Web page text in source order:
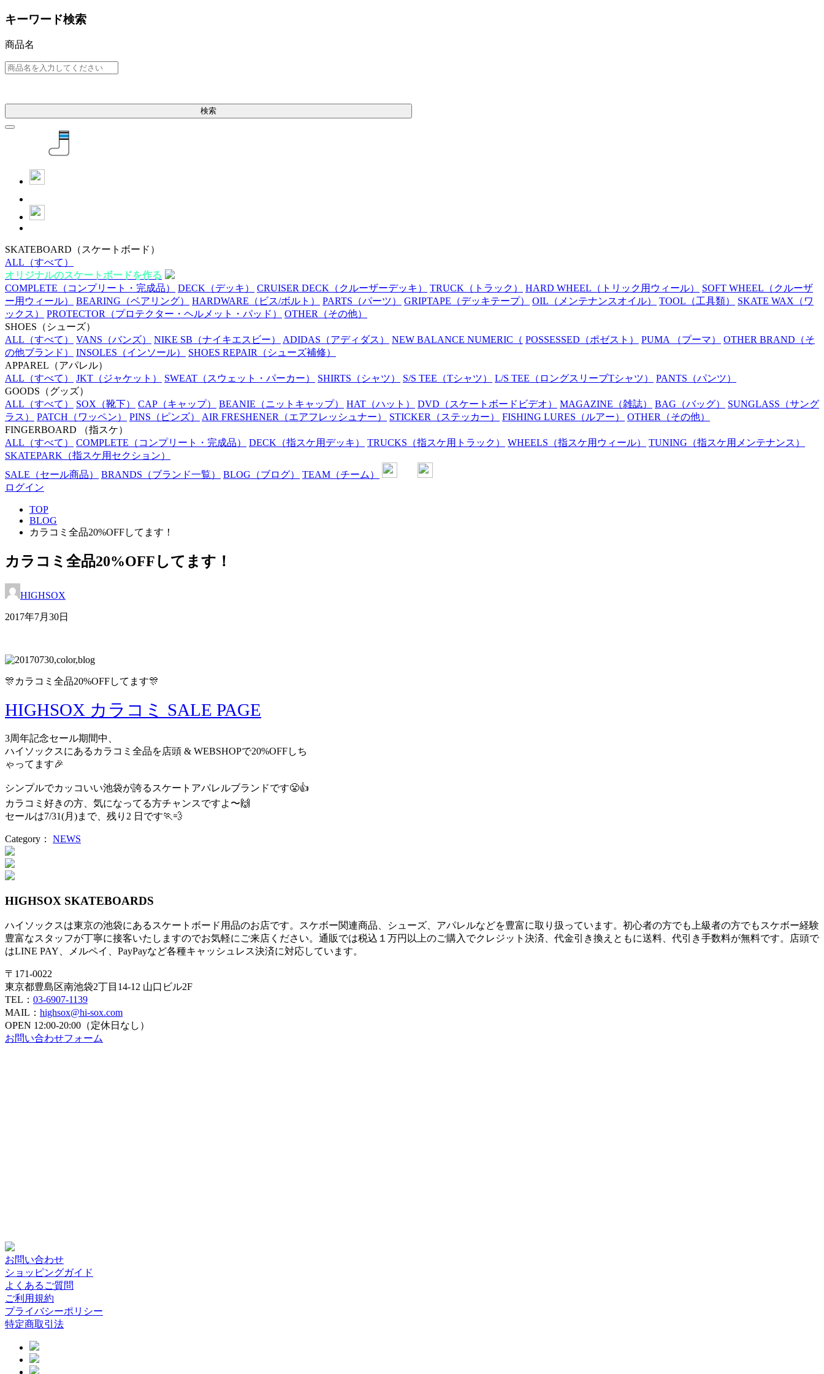
キーワード検索
商品名
検索
SKATEBOARD （スケートボード）
ALL （すべて）
オリジナルのスケートボードを作る
COMPLETE （コンプリート・完成品） DECK （デッキ） CRUISER DECK （クルーザーデッキ） TRUCK （トラック） HARD WHEEL （トリック用ウィール） SOFT WHEEL （クルーザ
ー用ウィール）
BEARING （ベアリング） HARDWARE （ビス/ボルト） PARTS （パーツ） GRIPTAPE （デッキテープ） OIL （メンテナンスオイル） TOOL （工具類） SKATE WAX （ワ
ックス）
PROTECTOR （プロテクター・ヘルメット・パッド） OTHER （その他）
SHOES （シューズ）
ALL （すべて） VANS （バンズ） NIKE SB （ナイキエスビー） ADIDAS （アディダス） NEW BALANCE NUMERIC （ POSSESSED （ポゼスト） PUMA （プーマ） OTHER BRAND （そ
の他ブランド）
INSOLES （インソール） SHOES REPAIR （シューズ補修）
APPAREL （アパレル）
ALL （すべて） JKT （ジャケット） SWEAT （スウェット・パーカー） SHIRTS （シャツ） S/S TEE （Tシャツ） L/S TEE （ロングスリーブTシャツ） PANTS （パンツ）
GOODS （グッズ）
ALL （すべて） SOX （靴下） CAP （キャップ） BEANIE （ニットキャップ） HAT （ハット） DVD （スケートボードビデオ） MAGAZINE （雑誌） BAG （バッグ） SUNGLASS （サング
ラス）
PATCH （ワッペン） PINS （ピンズ） AIR FRESHENER （エアフレッシュナー） STICKER （ステッカー） FISHING LURES （ルアー） OTHER （その他）
FINGERBOARD
（指スケ）
ALL （すべて） COMPLETE （コンプリート・完成品） DECK （指スケ用デッキ） TRUCKS （指スケ用トラック） WHEELS （指スケ用ウィール） TUNING （指スケ用メンテナンス）
SKATEPARK （指スケ用セクション）
SALE （セール商品） BRANDS （ブランド一覧） BLOG （ブログ） TEAM （チーム）
ログイン
TOP
BLOG
カラコミ全品20%OFFしてます！
カラコミ全品20%OFFしてます！
HIGHSOX
2017年7月30日
🎊カラコミ全品20%OFFしてます🎊
HIGHSOX カラコミ SALE PAGE
3周年記念セール期間中、
ハイソックスにあるカラコミ全品を店頭 & WEBSHOPで20%OFFしち
ゃってます🎉
シンプルでカッコいい池袋が誇るスケートアパレルブランドです😤👍
カラコミ好きの方、気になってる方チャンスですよ〜🙌
セールは7/31(月)まで、残り2 日です🏃💨
Category： NEWS
投
稿
ナ
ゲ
ー
シ
ョ
ン
HIGHSOX SKATEBOARDS
ハイソックスは東京の池袋にあるスケートボード用品のお店です。スケボー関連商品、シューズ、アパレルなどを豊富に取り扱っています。初心者の方でも上級者の方でもスケボー経験
豊富なスタッフが丁寧に接客いたしますのでお気軽にご来店ください。通販では税込１万円以上のご購入でクレジット決済、代金引き換えともに送料、代引き手数料が無料です。店頭で
はLINE PAY、メルペイ、PayPayなど各種キャッシュレス決済に対応しています。
〒171-0022
東京都豊島区南池袋2丁目14-12 山口ビル2F
TEL： 03-6907-1139
MAIL： highsox@hi-sox.com
OPEN 12:00-20:00（定休日なし）
お問い合わせフォーム
お問い合わせ
ショッピングガイド
よくあるご質問
ご利用規約
プライバシーポリシー
特定商取引法